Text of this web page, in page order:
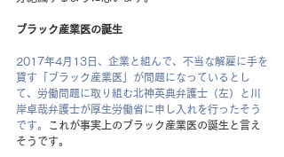
ブラック産業医の誕生
2017年4月13日、企業と組んで、不当な解雇に手を
貸す「ブラック産業医」が問題になっているとし
て、労働問題に取り組む北神英典弁護士（左）と川
岸卓哉弁護士が厚生労働省に申し入れを行ったそう
です。
これが事実上のブラック産業医の誕生と言え
そうです。